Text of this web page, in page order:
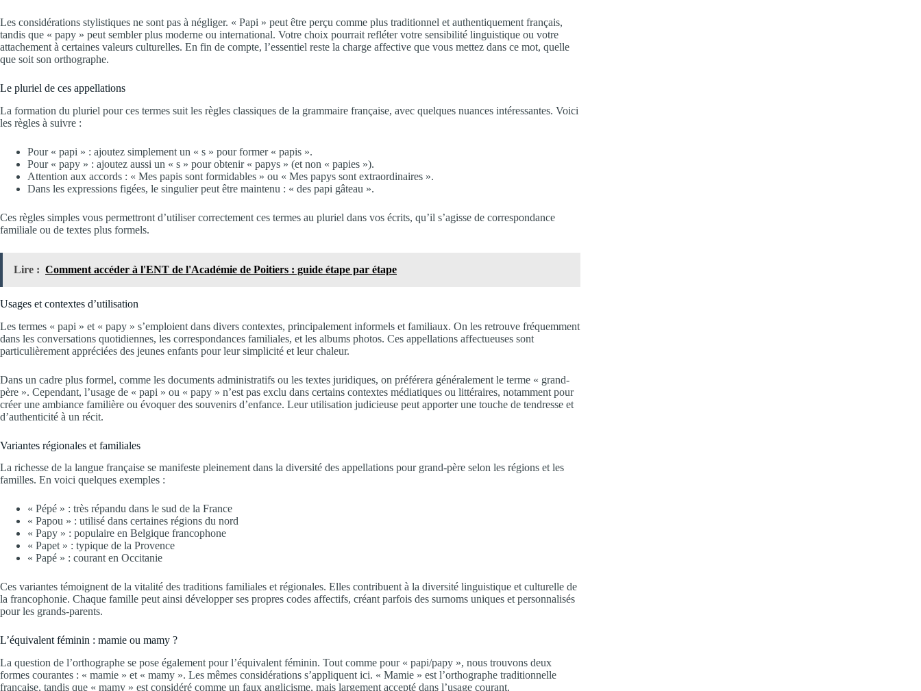
Les considérations stylistiques ne sont pas à négliger. « Papi » peut être perçu comme plus traditionnel et authentiquement français,
tandis que « papy » peut sembler plus moderne ou international. Votre choix pourrait refléter votre sensibilité linguistique ou votre
attachement à certaines valeurs culturelles. En fin de compte, l’essentiel reste la charge affective que vous mettez dans ce mot, quelle
que soit son orthographe.
Le pluriel de ces appellations
La formation du pluriel pour ces termes suit les règles classiques de la grammaire française, avec quelques nuances intéressantes. Voici
les règles à suivre :
Pour « papi » : ajoutez simplement un « s » pour former « papis ».
Pour « papy » : ajoutez aussi un « s » pour obtenir « papys » (et non « papies »).
Attention aux accords : « Mes papis sont formidables » ou « Mes papys sont extraordinaires ».
Dans les expressions figées, le singulier peut être maintenu : « des papi gâteau ».
Ces règles simples vous permettront d’utiliser correctement ces termes au pluriel dans vos écrits, qu’il s’agisse de correspondance
familiale ou de textes plus formels.
Lire : Comment accéder à l'ENT de l'Académie de Poitiers : guide étape par étape
Usages et contextes d’utilisation
Les termes « papi » et « papy » s’emploient dans divers contextes, principalement informels et familiaux. On les retrouve fréquemment
dans les conversations quotidiennes, les correspondances familiales, et les albums photos. Ces appellations affectueuses sont
particulièrement appréciées des jeunes enfants pour leur simplicité et leur chaleur.
Dans un cadre plus formel, comme les documents administratifs ou les textes juridiques, on préférera généralement le terme « grand-
père ». Cependant, l’usage de « papi » ou « papy » n’est pas exclu dans certains contextes médiatiques ou littéraires, notamment pour
créer une ambiance familière ou évoquer des souvenirs d’enfance. Leur utilisation judicieuse peut apporter une touche de tendresse et
d’authenticité à un récit.
Variantes régionales et familiales
La richesse de la langue française se manifeste pleinement dans la diversité des appellations pour grand-père selon les régions et les
familles. En voici quelques exemples :
« Pépé » : très répandu dans le sud de la France
« Papou » : utilisé dans certaines régions du nord
« Papy » : populaire en Belgique francophone
« Papet » : typique de la Provence
« Papé » : courant en Occitanie
Ces variantes témoignent de la vitalité des traditions familiales et régionales. Elles contribuent à la diversité linguistique et culturelle de
la francophonie. Chaque famille peut ainsi développer ses propres codes affectifs, créant parfois des surnoms uniques et personnalisés
pour les grands-parents.
L’équivalent féminin : mamie ou mamy ?
La question de l’orthographe se pose également pour l’équivalent féminin. Tout comme pour « papi/papy », nous trouvons deux
formes courantes : « mamie » et « mamy ». Les mêmes considérations s’appliquent ici. « Mamie » est l’orthographe traditionnelle
française, tandis que « mamy » est considéré comme un faux anglicisme, mais largement accepté dans l’usage courant.